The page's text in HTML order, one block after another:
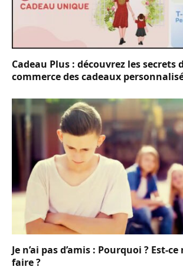
Cadeau Plus : découvrez les secrets
commerce des cadeaux
Je n’ai pas d’amis : Pourquoi ? Est-
faire ?